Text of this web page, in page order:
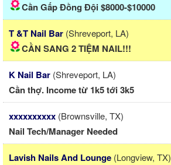
Cần Gấp Đồng Đội $8000-$10000
T &T Nail Bar (Shreveport, LA)
CẦN SANG 2 TIỆM NAIL!!!
K Nail Bar (Shreveport, LA)
Cần thợ. Income từ 1k5 tới 3k5
xxxxxxxxxx (Brownsville, TX)
Nail Tech/Manager Needed
Lavish Nails And Lounge (Longview, TX)